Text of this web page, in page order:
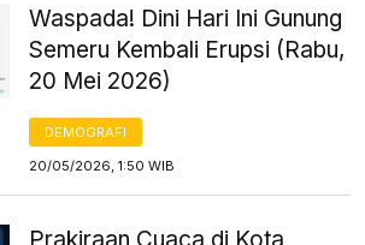
Waspada! Dini Hari Ini Gunung
Semeru Kembali Erupsi (Rabu,
20 Mei 2026)
DEMOGRAFI
20/05/2026, 1:50 WIB
Prakiraan Cuaca di Kota